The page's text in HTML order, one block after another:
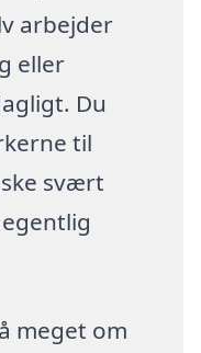
arbejder
eller
Du
til
svært
meget om